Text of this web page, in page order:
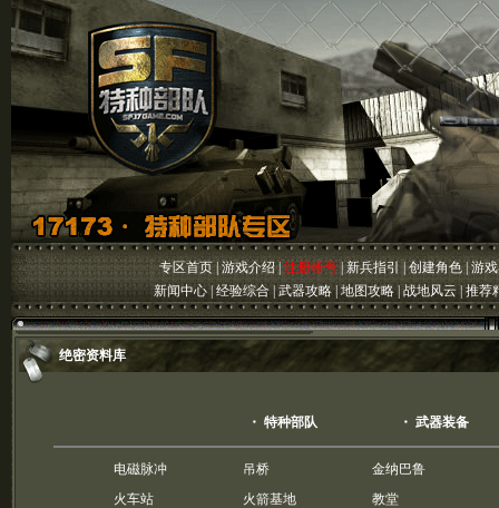
专区首页 游戏介绍 | 注册帐号 新兵指引 创建角色 游
新闻中心 | 经验综合 武器攻略 地图攻略 战地风云 推荐
绝密资料库
・ 特种部队 ・ 武器装备
电磁脉冲 吊桥
金纳巴鲁
火车站
火箭基地
教堂